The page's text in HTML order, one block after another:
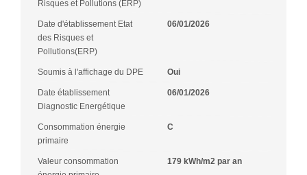
Risques et Pollutions (ERP)
Date d'établissement Etat
des Risques et
Pollutions(ERP)
06/01/2026
Soumis à l'affichage du DPE Oui
Date établissement
Diagnostic Energétique
06/01/2026
Consommation énergie
primaire
C
Valeur consommation
179 kWh/m2 par an